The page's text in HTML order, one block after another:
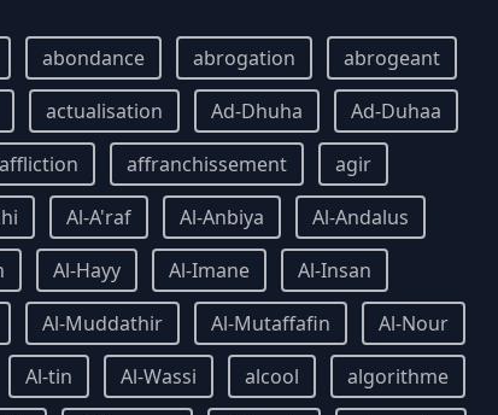
abondance abrogation
abrogeant
actualisation Ad-Dhuha
Ad-Duhaa
affliction affranchissement
agir
Al-A'raf Al-Anbiya
Al-Andalus
Al-Hayy Al-Imane
Al-Insan
Al-Muddathir Al-Mutaffafin
Al-Nour
Al-tin Al-Wassi alcool
algorithme